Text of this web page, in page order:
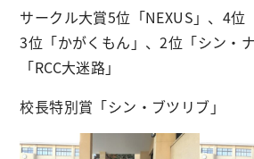
サークル大賞5位「NEXUS」、4位
3位「かがくもん」、2位「シン・
「RCC大迷路」
校長特別賞「シン・ブツリブ」